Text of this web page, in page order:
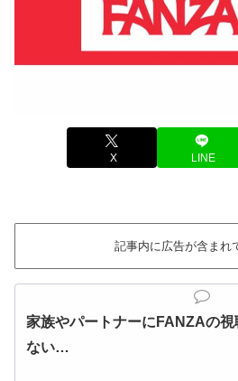
X LINE
記事内に広告が含まれ
家族やパートナーにFANZAの視
ない…